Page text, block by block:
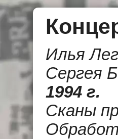
Илья
Сергея
1994 г.
Сканы